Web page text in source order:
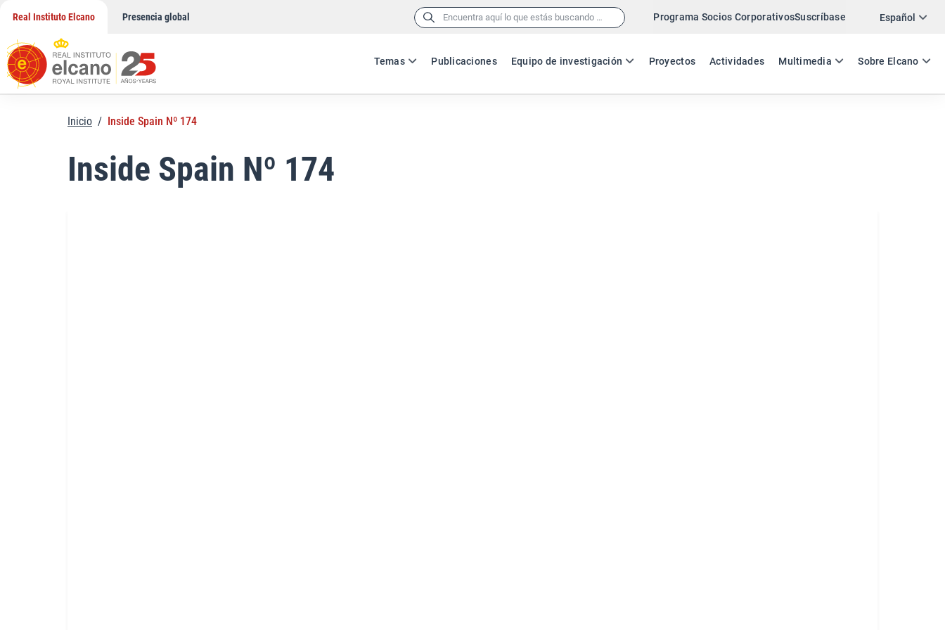
contenido
Real Instituto Elcano Presencia global Buscar: Programa Socios CorporativosSuscríbase Español
ES EN
Temas Publicaciones Equipo de investigación Proyectos Actividades Multimedia Sobre Elcano
Twitter
Inicio / Inside Spain Nº 174
Inside Spain Nº 174